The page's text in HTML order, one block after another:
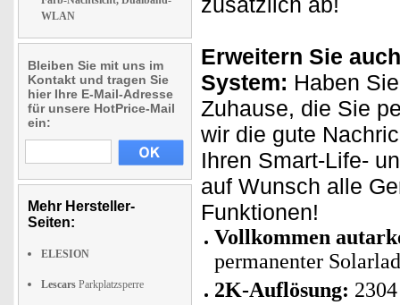
WLAN
Bleiben Sie mit uns im
Kontakt und tragen Sie
hier Ihre E-Mail-Adresse
für unsere HotPrice-Mail
ein:
Mehr Hersteller-
Seiten:
ELESION
Lescars Parkplatzsperre
Erweitern Sie
System: Haben
Zuhause, die Sie
wir die gute
Ihren Smart-Life-
auf Wunsch alle
Funktionen!
Vollkommen
permanenter
2K-Auflösung: